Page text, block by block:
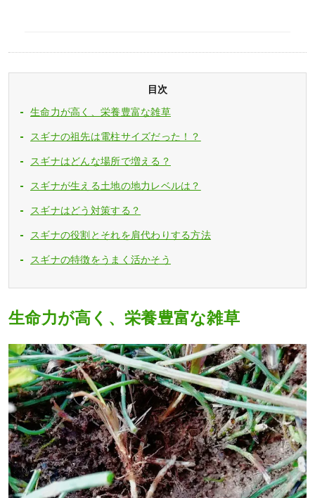
目次
生命力が高く、栄養豊富な雑草
スギナの祖先は電柱サイズだった！？
スギナはどんな場所で増える？
スギナが生える土地の地力レベルは？
スギナはどう対策する？
スギナの役割とそれを肩代わりする方法
スギナの特徴をうまく活かそう
生命力が高く、栄養豊富な雑草